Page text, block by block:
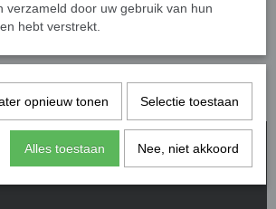
Aqua Coolkeeper koelsjaal
handleiding NL|Hoe werkt
verzameld door uw gebruik van hun
hebt verstrekt.
opnieuw tonen Selectie toestaan
Alles toestaan Nee, niet akkoord